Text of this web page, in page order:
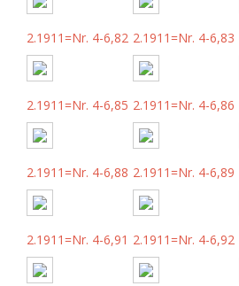
2.1911=Nr. 4-6,82 2.1911=Nr. 4-6,83
2.1911=Nr. 4-6,85 2.1911=Nr. 4-6,86
2.1911=Nr. 4-6,88 2.1911=Nr. 4-6,89
2.1911=Nr. 4-6,91 2.1911=Nr. 4-6,92